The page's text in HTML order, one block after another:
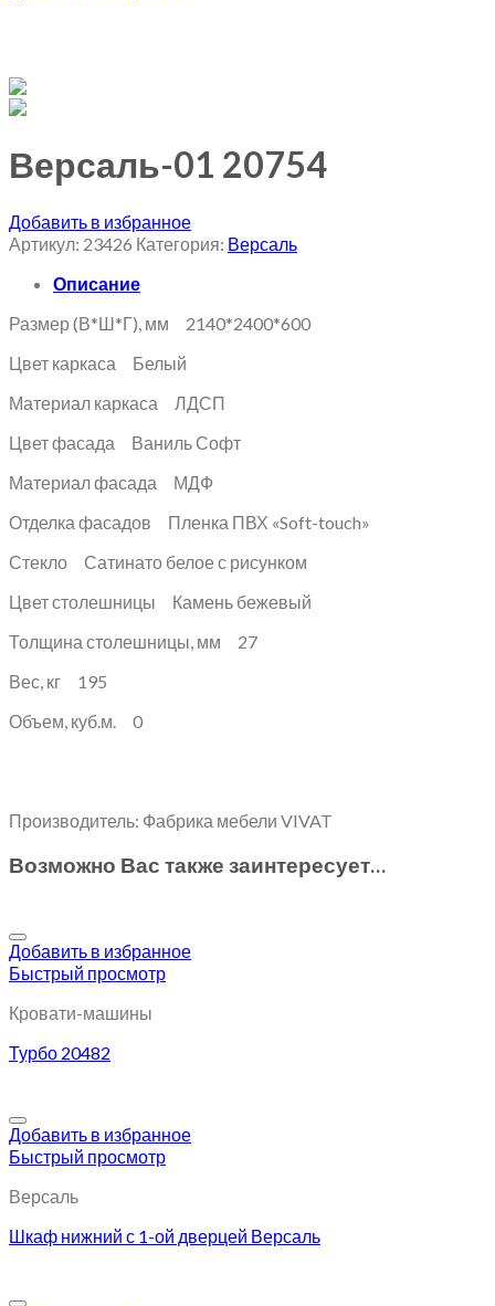
Версаль-01 20754
Добавить в избранное
Артикул: 23426 Категория: Версаль
Описание
Размер (В*Ш*Г), мм 2140*2400*600
Цвет каркаса Белый
Материал каркаса ЛДСП
Цвет фасада Ваниль Софт
Материал фасада МДФ
Отделка фасадов Пленка ПВХ «Soft-touch»
Стекло Сатинато белое с рисунком
Цвет столешницы Камень бежевый
Толщина столешницы, мм 27
Вес, кг 195
Объем, куб.м. 0
Производитель: Фабрика мебели VIVAT
Возможно Вас также заинтересует…
Добавить в избранное
Быстрый просмотр
Кровати-машины
Турбо 20482
Добавить в избранное
Быстрый просмотр
Версаль
Шкаф нижний с 1-ой дверцей Версаль